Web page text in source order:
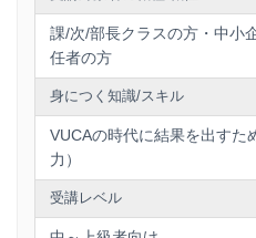
課/次/部長クラスの方・中小
任者の方
身につく知識/スキル
VUCAの時代に結果を出すた
力）
受講レベル